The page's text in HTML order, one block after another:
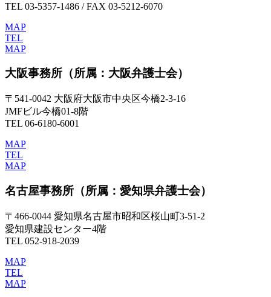
TEL 03-5357-1486 / FAX 03-5212-6070
MAP
TEL
MAP
大阪事務所 （所属：大阪弁護士会）
〒541-0042 大阪府大阪市中央区今橋2-3-16
JMFビル今橋01-8階
TEL 06-6180-6001
MAP
TEL
MAP
名古屋事務所 （所属：愛知県弁護士会）
〒466-0044 愛知県名古屋市昭和区桜山町3-51-2
愛知県建設センター4階
TEL 052-918-2039
MAP
TEL
MAP